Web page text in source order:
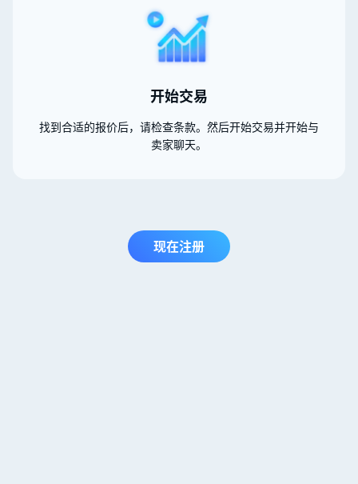
开始交易
找到合适的报价后，请检查条款。然后开始交易并开始与
卖家聊天。
现在注册